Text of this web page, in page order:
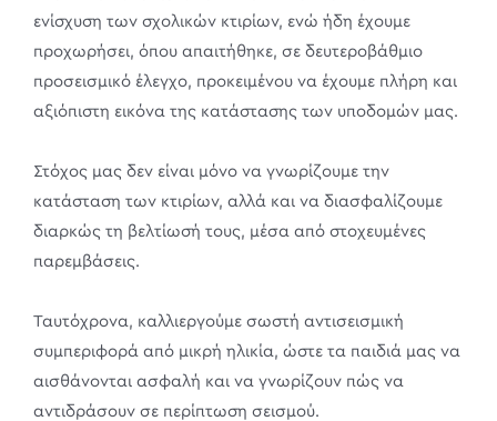
ενίσχυση των σχολικών κτιρίων, ενώ ήδη έχουμε
προχωρήσει, όπου απαιτήθηκε, σε δευτεροβάθμιο
προσεισμικό έλεγχο, προκειμένου να έχουμε πλήρη και
αξιόπιστη εικόνα της κατάστασης των υποδομών μας.
Στόχος μας δεν είναι μόνο να γνωρίζουμε την
κατάσταση των κτιρίων, αλλά και να διασφαλίζουμε
διαρκώς τη βελτίωσή τους, μέσα από στοχευμένες
παρεμβάσεις.
Ταυτόχρονα, καλλιεργούμε σωστή αντισεισμική
συμπεριφορά από μικρή ηλικία, ώστε τα παιδιά μας να
αισθάνονται ασφαλή και να γνωρίζουν πώς να
αντιδράσουν σε περίπτωση σεισμού.